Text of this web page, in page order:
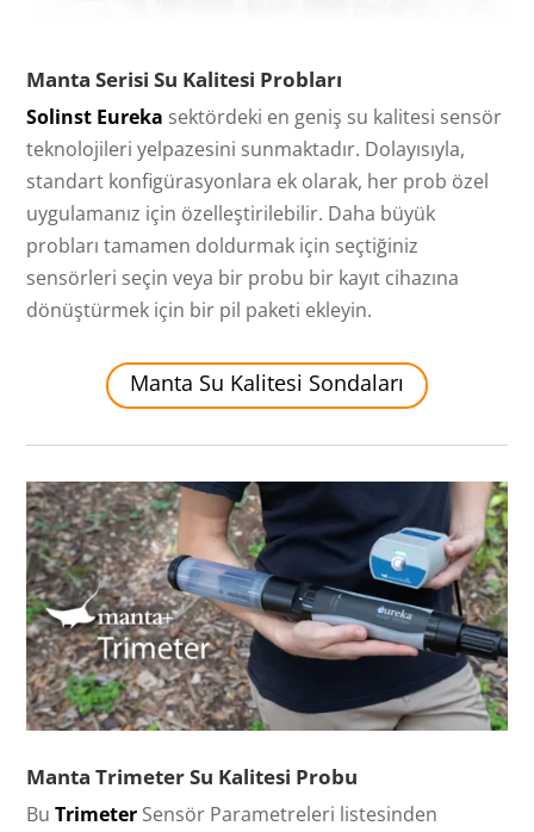
Manta Serisi Su Kalitesi Probları
Solinst Eureka sektördeki en geniş su kalitesi sensör
teknolojileri yelpazesini sunmaktadır. Dolayısıyla,
standart konfigürasyonlara ek olarak, her prob özel
uygulamanız için özelleştirilebilir. Daha büyük
probları tamamen doldurmak için seçtiğiniz
sensörleri seçin veya bir probu bir kayıt cihazına
dönüştürmek için bir pil paketi ekleyin.
Manta Su Kalitesi Sondaları
Manta Trimeter Su Kalitesi Probu
BuTrimeter Sensör Parametreleri listesinden